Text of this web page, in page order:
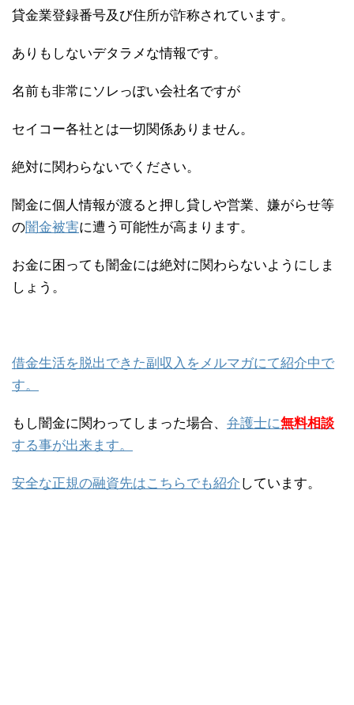
貸金業登録番号及び住所が詐称されています。
ありもしないデタラメな情報です。
名前も非常にソレっぽい会社名ですが
セイコー各社とは一切関係ありません。
絶対に関わらないでください。
闇金に個人情報が渡ると押し貸しや営業、嫌がらせ等
の闇金被害に遭う可能性が高まります。
お金に困っても闇金には絶対に関わらないようにしま
しょう。
借金生活を脱出できた副収入をメルマガにて紹介中で
す。
もし闇金に関わってしまった場合、 弁護士に無料相談
する事が出来ます。
安全な正規の融資先はこちらでも紹介 しています。